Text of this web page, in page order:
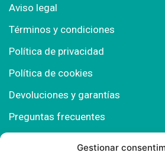
Gestionar
Aviso legal
Términos y condiciones
Política de privacidad
Política de cookies
Devoluciones y garantías
Preguntas frecuentes